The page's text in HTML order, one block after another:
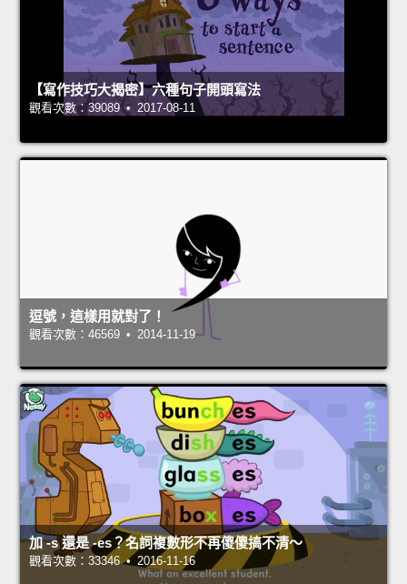
【寫作技巧大揭密】六種句子開頭寫法
觀看次數：39089 • 2017-08-11
逗號，這樣用就對了！
觀看次數：46569 • 2014-11-19
加 -s 還是 -es？名詞複數形不再傻傻搞不清～
觀看次數：33346 • 2016-11-16